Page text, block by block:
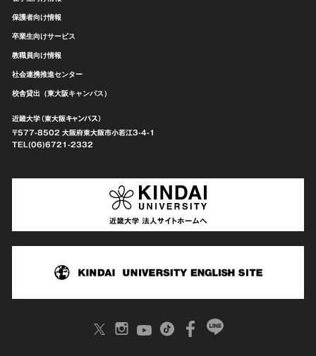
保護者向け情報
卒業生向けサービス
教職員向け情報
社会連携推進センター
校舎貸出（東大阪キャンパス）
近畿大学（東大阪キャンパス）
〒577-8502 大阪府東大阪市小若江3-4-1
TEL(06)6721-2332